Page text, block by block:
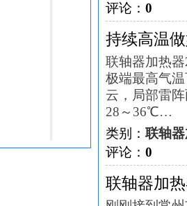
评论： 0
持续高温
联轴器加热
极端最高气
云，局部雷
28～36℃…
类别： 联轴
评论： 0
联轴器加